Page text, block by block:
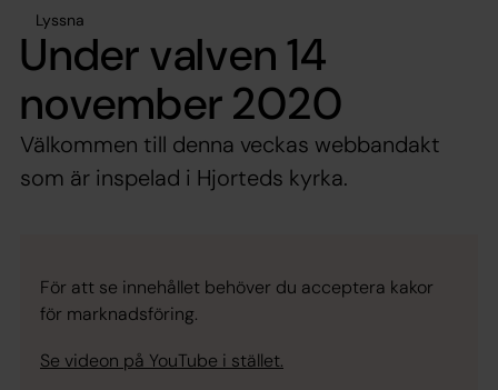
Lyssna
Under valven 14
november 2020
Välkommen till denna veckas webbandakt
som är inspelad i Hjorteds kyrka.
För att se innehållet behöver du acceptera kakor
för marknadsföring.
Se videon på YouTube i stället.